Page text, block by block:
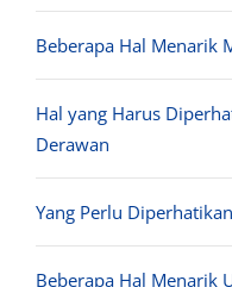
Beberapa Hal Menarik
Hal yang Harus
Derawan
Yang Perlu
Beberapa Hal Menarik